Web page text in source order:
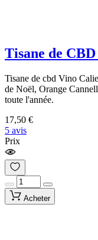
Tisane de
Tisane de cbd Vino
de Noël, Orange
toute l'année.
17,50 €
5 avis
Prix
Acheter